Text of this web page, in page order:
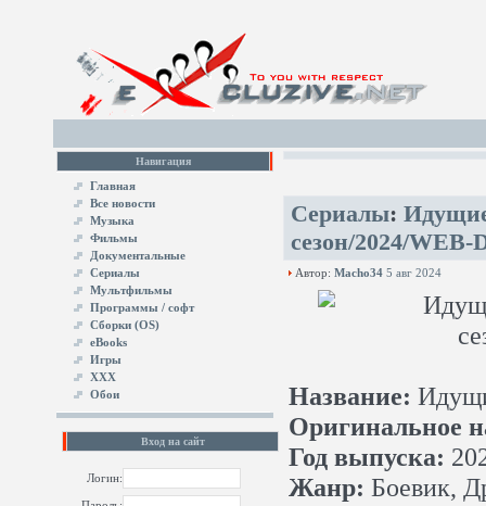
Навигация
Главная
Все новости
Музыка
Фильмы
Документальные
Сериалы
Мультфильмы
Программы / софт
Сборки (OS)
eBooks
Игры
XXX
Обои
Вход на сайт
Логин:
Сериалы:
сезон/2024/WEB-
Автор: Macho34 5 авг 2024
Название:
Оригинальное
Год выпуска:
Жанр: Боевик,